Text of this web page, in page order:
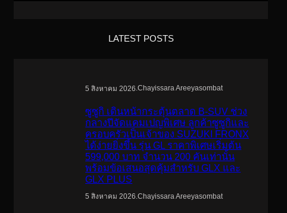
LATEST POSTS
5 สิงหาคม 2026.Chayissara Areeyasombat
ซูซูกิ เดินหน้ากระตุ้นตลาด B-SUV ช่วง
กลางปีจัดแคมเปญพิเศษ ลูกค้าซูซูกิและ
ครอบครัวเป็นเจ้าของ SUZUKI FRONX
ได้ง่ายยิ่งขึ้น รุ่น GL ราคาพิเศษเริ่มต้น
599,000 บาท จำนวน 200 คันเท่านั้น
พร้อมข้อเสนอสุดคุ้มสำหรับ GLX และ
GLX PLUS
5 สิงหาคม 2026 .Chayissara Areeyasombat